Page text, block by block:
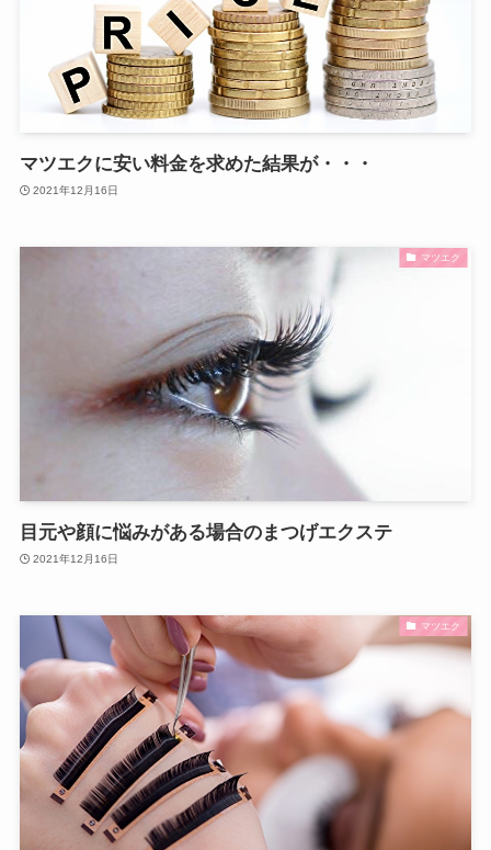
マツエクに安い料金を求めた結果が・・・
2021年12月16日
マツエク
目元や顔に悩みがある場合のまつげエクステ
2021年12月16日
マツエク